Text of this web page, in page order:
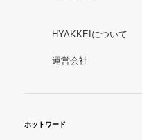
HYAKKEIについて
運営会社
ホットワード